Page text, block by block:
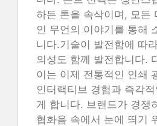
하든 톤을 속삭이며, 모든
인 무언의 이야기를 통해
니다.기술이 발전함에 따
의성도 함께 발전합니다.
이는 이제 전통적인 인쇄
인터랙티브 경험과 즉각
게 합니다. 브랜드가 경쟁
협화음 속에서 눈에 띄기